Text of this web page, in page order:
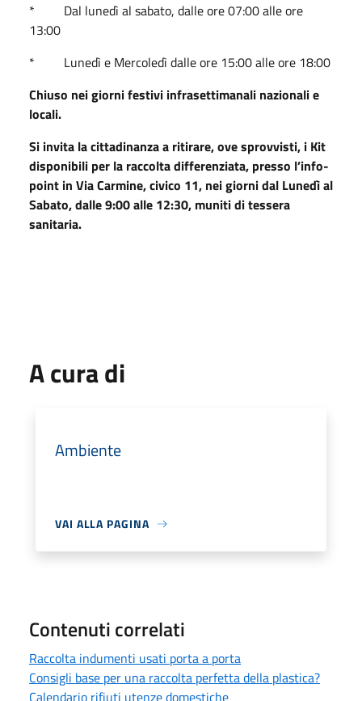
* Dal lunedì al sabato, dalle ore 07:00 alle ore
13:00
* Lunedì e Mercoledì dalle ore 15:00 alle ore 18:00
Chiuso nei giorni festivi infrasettimanali nazionali e
locali.
Si invita la cittadinanza a ritirare, ove sprovvisti, i Kit
disponibili per la raccolta differenziata, presso l’info-
point in Via Carmine, civico 11, nei giorni dal Lunedì al
Sabato, dalle 9:00 alle 12:30, muniti di tessera
sanitaria.
A cura di
Ambiente
VAI ALLA PAGINA
Contenuti correlati
Raccolta indumenti usati porta a porta
Consigli base per una raccolta perfetta della plastica?
Calendario rifiuti utenze domestiche